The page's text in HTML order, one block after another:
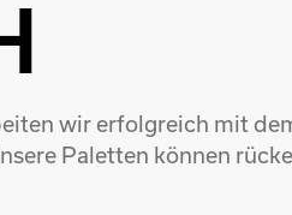
wir erfolgreich mit
Paletten können